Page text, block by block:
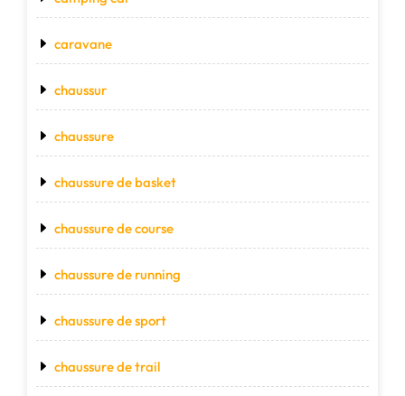
caravane
chaussur
chaussure
chaussure de basket
chaussure de course
chaussure de running
chaussure de sport
chaussure de trail